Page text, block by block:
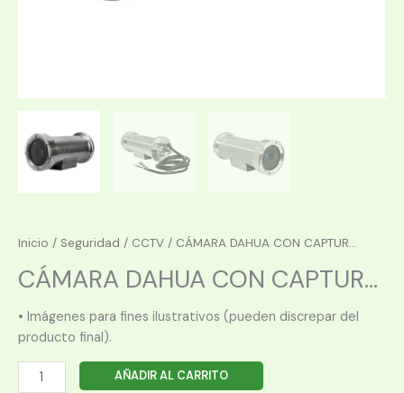
Inicio / Seguridad / CCTV / CÁMARA DAHUA CON CAPTUR...
CÁMARA DAHUA CON CAPTUR...
• Imágenes para fines ilustrativos (pueden discrepar del
producto final).
CÁMARA
AÑADIR AL CARRITO